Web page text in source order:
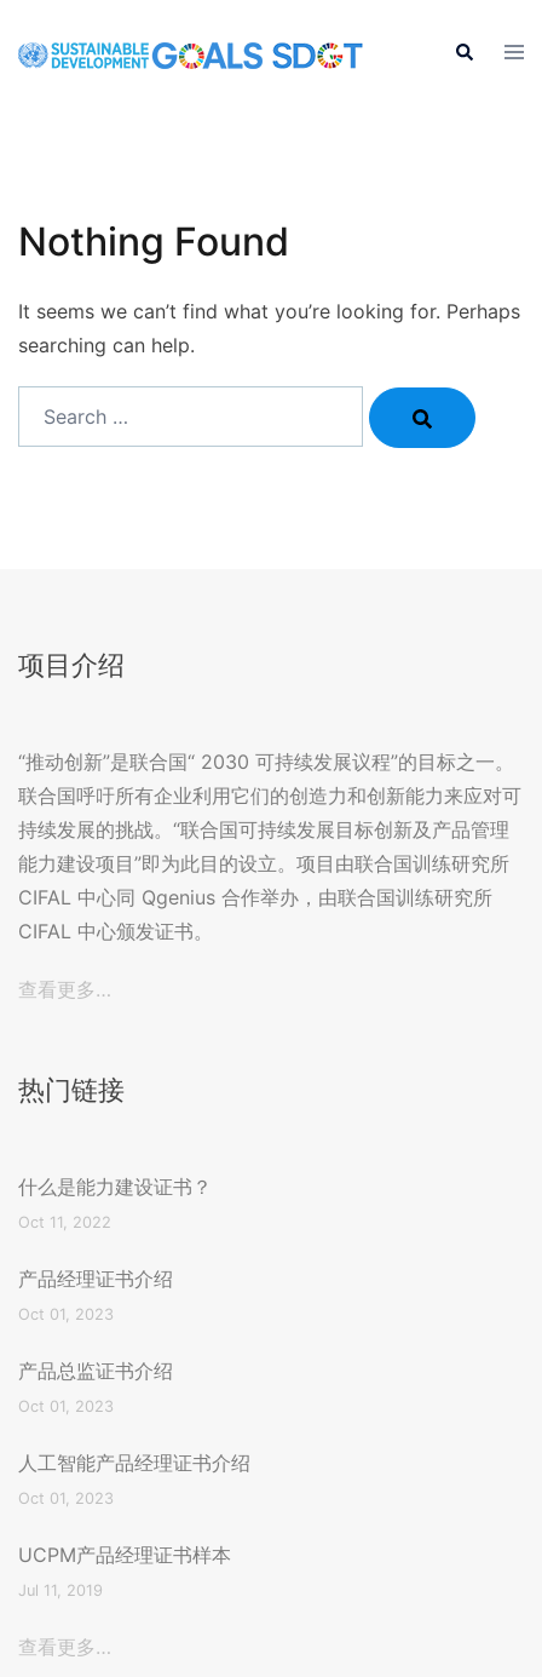
Search
Nothing Found
It seems we can’t find what you’re looking for. Perhaps
searching can help.
项目介绍
“推动创新”是联合国“ 2030 可持续发展议程”的目标之一。
联合国呼吁所有企业利用它们的创造力和创新能力来应对可
持续发展的挑战。“联合国可持续发展目标创新及产品管理
能力建设项目”即为此目的设立。项目由联合国训练研究所
CIFAL 中心同 Qgenius 合作举办，由联合国训练研究所
CIFAL 中心颁发证书。
查看更多…
热门链接
什么是能力建设证书？
Oct 11, 2022
产品经理证书介绍
Oct 01, 2023
产品总监证书介绍
Oct 01, 2023
人工智能产品经理证书介绍
Oct 01, 2023
UCPM产品经理证书样本
Jul 11, 2019
查看更多…